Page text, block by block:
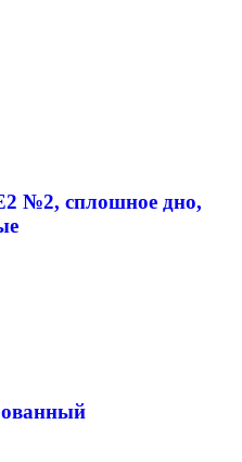
№2, сплошное дно,